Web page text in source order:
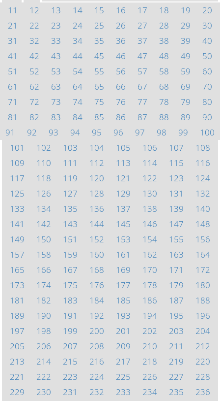
11
12 13 14 15 16 17 18 19
20
21
22 23 24 25 26 27 28 29
30
31
32 33 34 35 36 37 38 39
40
41
42 43 44 45 46 47 48 49
50
51
52 53 54 55 56 57 58 59
60
61
62 63 64 65 66 67 68 69
70
71
72 73 74 75 76 77 78 79
80
81
82 83 84 85 86 87 88 89
90
91
92 93 94 95 96 97 98 99
100
101
102 103 104 105 106 107
108
109
110 111 112 113 114 115
116
117
118 119 120 121 122 123
124
125
126 127 128 129 130 131
132
133
134 135 136 137 138 139
140
141
142 143 144 145 146 147
148
149
150 151 152 153 154 155
156
157
158 159 160 161 162 163
164
165
166 167 168 169 170 171
172
173
174 175 176 177 178 179
180
181
182 183 184 185 186 187
188
189
190 191 192 193 194 195
196
197
198 199 200 201 202 203
204
205
206 207 208 209 210 211
212
213
214 215 216 217 218 219
220
221
222 223 224 225 226 227
228
229
230 231 232 233 234 235
236